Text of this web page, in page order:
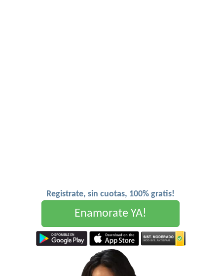
Registrate, sin cuotas, 100% gratis!
Enamorate YA!